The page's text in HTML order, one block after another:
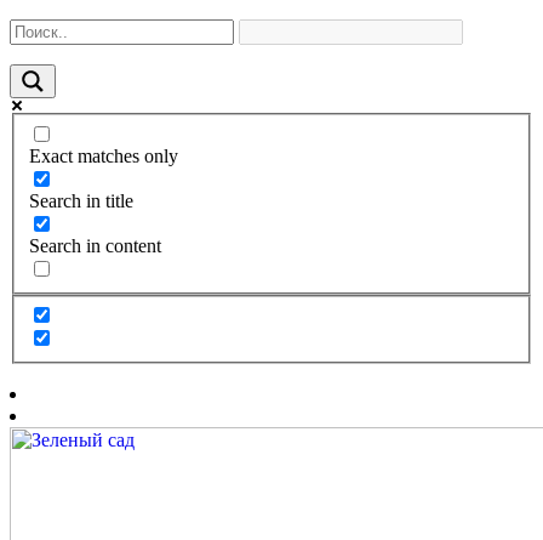
Exact matches only
Search in title
Search in content